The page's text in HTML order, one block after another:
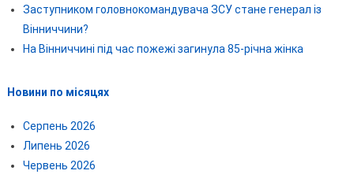
Заступником головнокомандувача ЗСУ стане генерал із
Вінниччини?
На Вінниччині під час пожежі загинула 85-річна жінка
Новини по місяцях
Серпень 2026
Липень 2026
Червень 2026